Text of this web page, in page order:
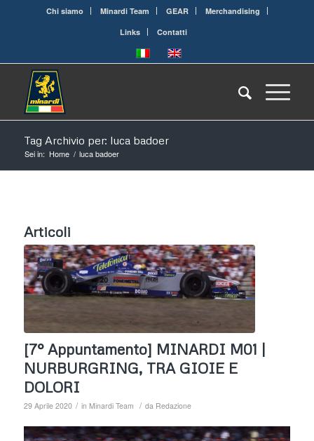
Chi siamo Minardi Team GEAR
Merchandising
Links
Contatti
Tag Archivio per: luca badoer
Sei in: Home / luca badoer
Articoli
[7° Appuntamento] MINARDI M01 |
NURBURGRING, TRA GIOIE E
DOLORI
29 Aprile 2020 / in Minardi Team / da Redazione